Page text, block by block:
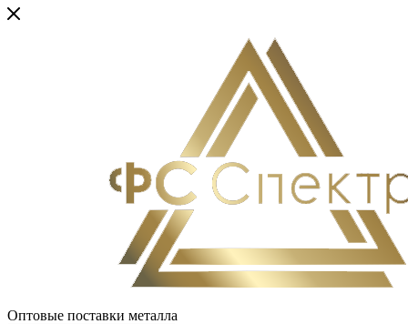
Оптовые поставки металла